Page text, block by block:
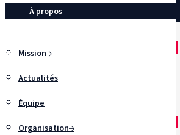
À propos
Mission
Actualités
Équipe
Organisation